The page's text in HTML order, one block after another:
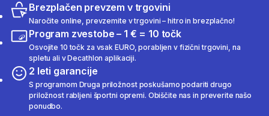
Brezplačen prevzem v trgovini
Naročite online, prevzemite v trgovini – hitro in brezplačno!
Program zvestobe – 1 € = 10 točk
Osvojite 10 točk za vsak EURO, porabljen v fizični trgovini, na
spletu ali v Decathlon aplikaciji.
2 leti garancije
S programom Druga priložnost poskušamo podariti drugo
priložnost rabljeni športni opremi. Obiščite nas in preverite našo
ponudbo.